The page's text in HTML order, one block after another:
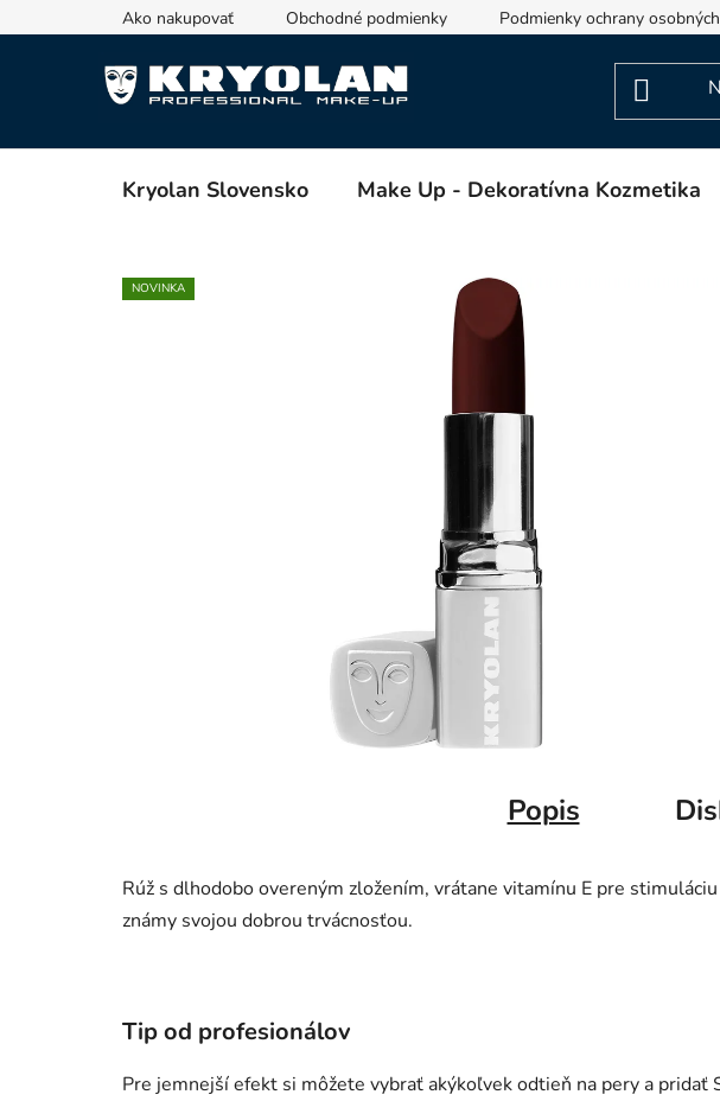
na
Ako nakupovať Obchodné podmienky Podmienky ochrany
Kryolan Slovensko Make Up - Dekoratívna Kozmetika
NOVINKA
Popis
Rúž s dlhodobo overeným zložením, vrátane vitamínu E pre
známy svojou dobrou trvácnosťou.
Tip od profesionálov
Pre jemnejší efekt si môžete vybrať akýkoľvek odtieň na pery a